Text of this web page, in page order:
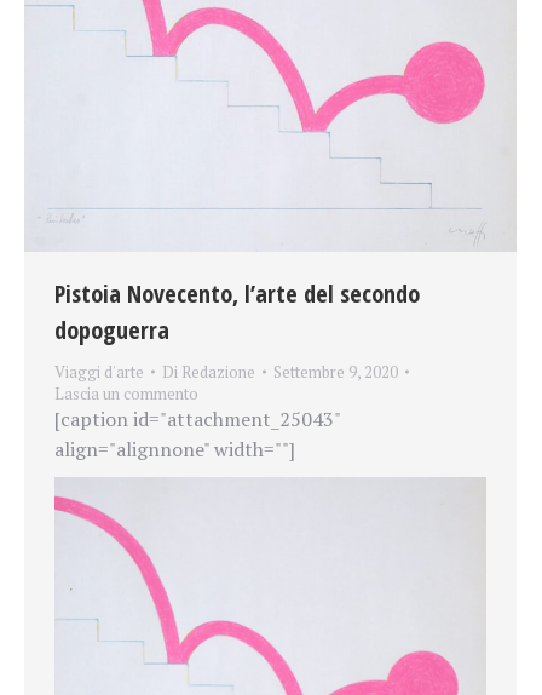
Pistoia Novecento, l’arte del secondo
dopoguerra
Viaggi d'arte Di Redazione
Settembre 9, 2020
Lascia un commento
[caption id="attachment_25043"
align="alignnone" width=""]